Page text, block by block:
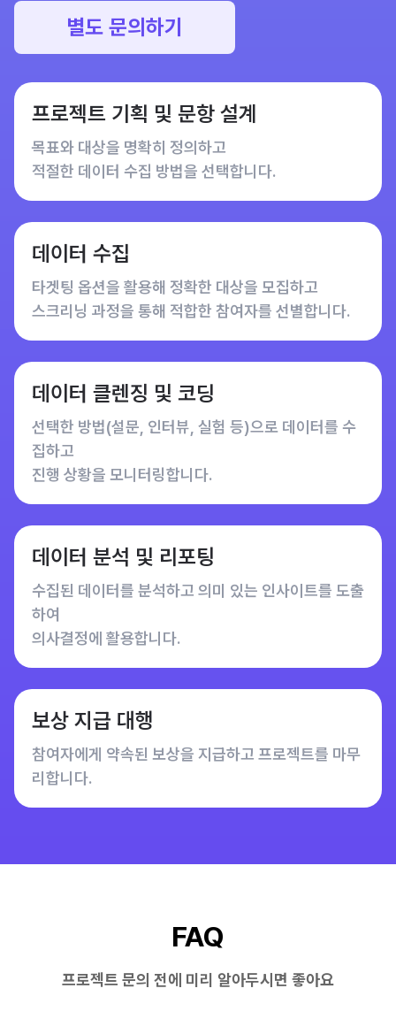
별도 문의하기
프로젝트 기획 및 문항 설계
목표와 대상을 명확히 정의하고
적절한 데이터 수집 방법을 선택합니다.
데이터 수집
타겟팅 옵션을 활용해 정확한 대상을 모집하고
스크리닝 과정을 통해 적합한 참여자를 선별합니다.
데이터 클렌징 및 코딩
선택한 방법(설문, 인터뷰, 실험 등)으로 데이터를 수
집하고
진행 상황을 모니터링합니다.
데이터 분석 및 리포팅
수집된 데이터를 분석하고 의미 있는 인사이트를 도출
하여
의사결정에 활용합니다.
보상 지급 대행
참여자에게 약속된 보상을 지급하고 프로젝트를 마무
리합니다.
FAQ
프로젝트 문의 전에 미리 알아두시면 좋아요